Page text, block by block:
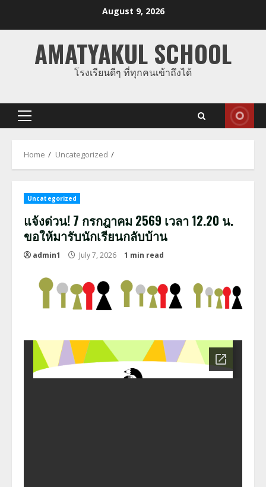
August 9, 2026
AMATYAKUL SCHOOL
โรงเรียนดีๆ ที่ทุกคนเข้าถึงได้
Primary
Home Uncategorized
Uncategorized
แจ้งด่วน! 7 กรกฎาคม 2569 เวลา 12.20 น.
ขอให้มารับนักเรียนกลับบ้าน
admin1 July 7, 2026 1 min read